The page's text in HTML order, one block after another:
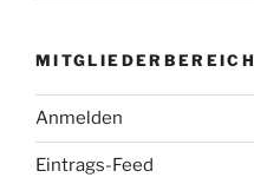
MITGLIEDERBEREICH
Anmelden
Eintrags-Feed